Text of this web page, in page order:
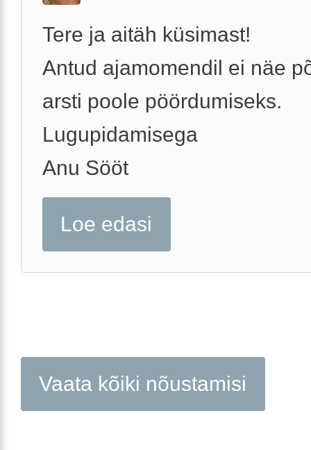
Tere ja aitäh küsimast!
Antud ajamomendil ei näe
arsti poole pöördumiseks.
Lugupidamisega
Anu Sööt
Loe edasi
Vaata kõiki nõustamisi